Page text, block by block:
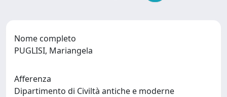
Nome completo
PUGLISI, Mariangela
Afferenza
Dipartimento di Civiltà antiche e moderne